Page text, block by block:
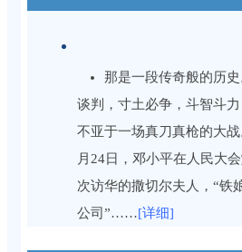
那是一段传奇般的历
谈判，寸土必争，斗智斗
不亚于一场真刀真枪的大
月24日，邓小平在人民大
次访华的撒切尔夫人，“铁
公司”……[详细]